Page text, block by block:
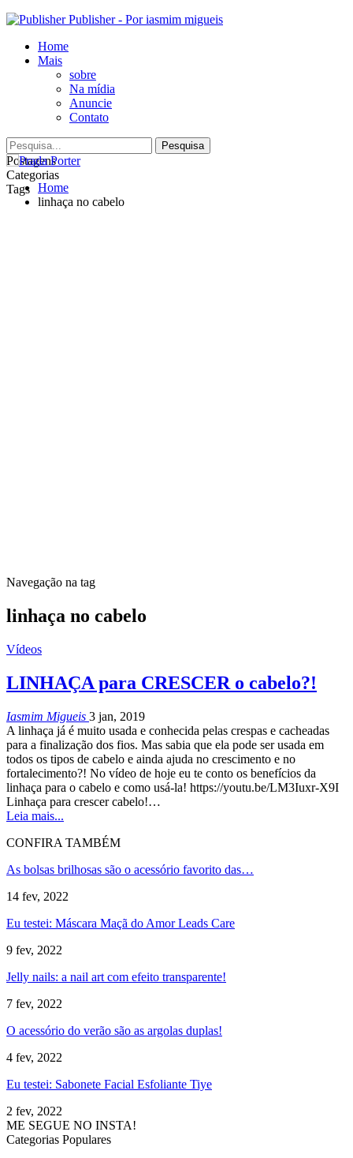
Publisher - Por iasmim migueis
Home
Mais
sobre
Na mídia
Anuncie
Contato
Postagens
Categorias
Tags Home
linhaça no cabelo
Navegação na tag
linhaça no cabelo
Vídeos
LINHAÇA para CRESCER o cabelo?!
Iasmim Migueis 3 jan, 2019
A linhaça já é muito usada e conhecida pelas crespas e cacheadas
para a finalização dos fios. Mas sabia que ela pode ser usada em
todos os tipos de cabelo e ainda ajuda no crescimento e no
fortalecimento?! No vídeo de hoje eu te conto os benefícios da
linhaça para o cabelo e como usá-la! https://youtu.be/LM3Iuxr-X9I
Linhaça para crescer cabelo!…
Leia mais...
CONFIRA TAMBÉM
As bolsas brilhosas são o acessório favorito das…
14 fev, 2022
Eu testei: Máscara Maçã do Amor Leads Care
9 fev, 2022
Jelly nails: a nail art com efeito transparente!
7 fev, 2022
O acessório do verão são as argolas duplas!
4 fev, 2022
Eu testei: Sabonete Facial Esfoliante Tiye
2 fev, 2022
ME SEGUE NO INSTA!
Categorias Populares